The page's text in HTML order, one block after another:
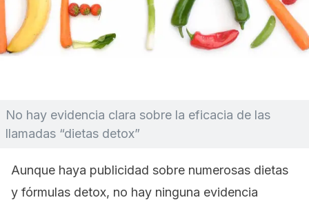
No hay evidencia clara sobre la eficacia de las
llamadas “dietas detox”
Aunque haya publicidad sobre numerosas dietas
y fórmulas detox, no hay ninguna evidencia